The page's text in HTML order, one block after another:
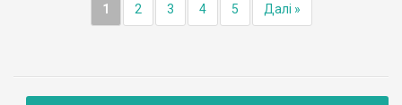
1 2 3 4 5 Далі »